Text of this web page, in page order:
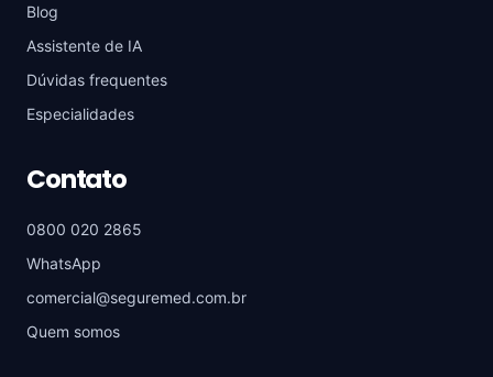
Blog
Assistente de IA
Dúvidas frequentes
Especialidades
Contato
0800 020 2865
WhatsApp
comercial@seguremed.com.br
Quem somos